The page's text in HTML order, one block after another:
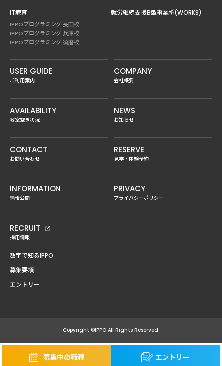
募集中の職種 エントリー
IT療育
IPPOプログラミング 長田校
IPPOプログラミング 兵庫校
IPPOプログラミング 須磨校
就労継続支援B型事業所(WORKS)
USER GUIDE
ご利用案内
COMPANY
会社概要
AVAILABILITY
教室空き状況
NEWS
お知らせ
CONTACT
お問い合わせ
RESERVE
見学・体験予約
INFORMATION
情報公開
PRIVACY
プライバシーポリシー
RECRUIT
採用情報
数字で知るIPPO
募集要項
エントリー
Copyright ©IPPO All Rights Reserved.